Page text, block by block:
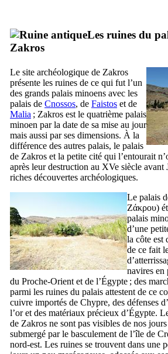
Les ruines du
Zakros
Le site archéologique de Zakros
présente les ruines de ce qui fut l’un
des grands palais minoens avec les
palais de Cnossos, de Faistos et de
Malia ; Zakros est le quatrième palais
minoen par la date de sa mise au jour
mais aussi par ses dimensions. À la
différence des autres palais, le palais
de Zakros et la petite cité qui l’entourait
après leur destruction au XVe siècle avant
riches découvertes archéologiques.
Le palais
Ζάκρου)
palais
d’une
la côte est
de ce fait
navires en
du Proche-Orient et de l’Égypte ; des
parmi les ruines du palais attestent de ce
cuivre importés de Chypre, des défenses
l’or et des matériaux précieux d’Égypte.
de Zakros ne sont pas visibles de nos
submergé par le basculement de l’île de
nord-est. Les ruines se trouvent dans une